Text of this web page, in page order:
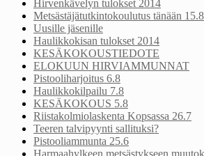
Hirvenkävelyn tulokset 2014
Metsästäjätutkintokoulutus tänään
Uusille jäsenille
Haulikkokisan tulokset 2014
KESÄKOKOUSTIEDOTE
ELOKUUN HIRVIAMMUNNAT
Pistooliharjoitus 6.8
Haulikkokilpailu 7.8
KESÄKOKOUS 5.8
Riistakolmiolaskenta Kopsassa 26.7
Teeren talvipyynti sallituksi?
Pistooliammunta 25.6